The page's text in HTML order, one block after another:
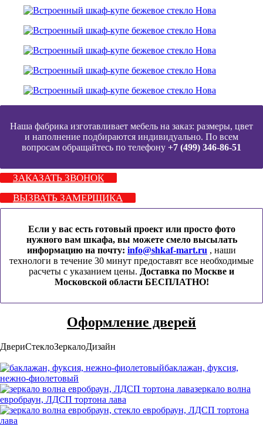
Наша фабрика изготавливает мебель на заказ: размеры, цвет
и наполнение подбираются индивидуально. По всем
вопросам обращайтесь по телефону +7 (499) 346-86-51
ЗАКАЗАТЬ ЗВОНОК
ВЫЗВАТЬ ЗАМЕРЩИКА
Если у вас есть готовый проект или просто фото
нужного вам шкафа, вы можете смело высылать
информацию на почту: info@shkaf-mart.ru , наши
технологи в течение 30 минут предоставят все необходимые
расчеты с указанием цены. Доставка по Москве и
Московской области БЕСПЛАТНО!
Оформление дверей
ДвериСтеклоЗеркалоДизайн
баклажан, фуксия,
нежно-фиолетовый
зеркало волна
евробраун, ЛДСП тортона лава